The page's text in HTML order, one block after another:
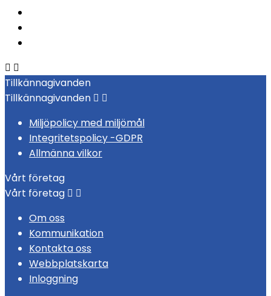
 
Tillkännagivanden
Tillkännagivanden  
Miljöpolicy med miljömål
Integritetspolicy -GDPR
Allmänna vilkor
Vårt företag
Vårt företag  
Om oss
Kommunikation
Kontakta oss
Webbplatskarta
Inloggning